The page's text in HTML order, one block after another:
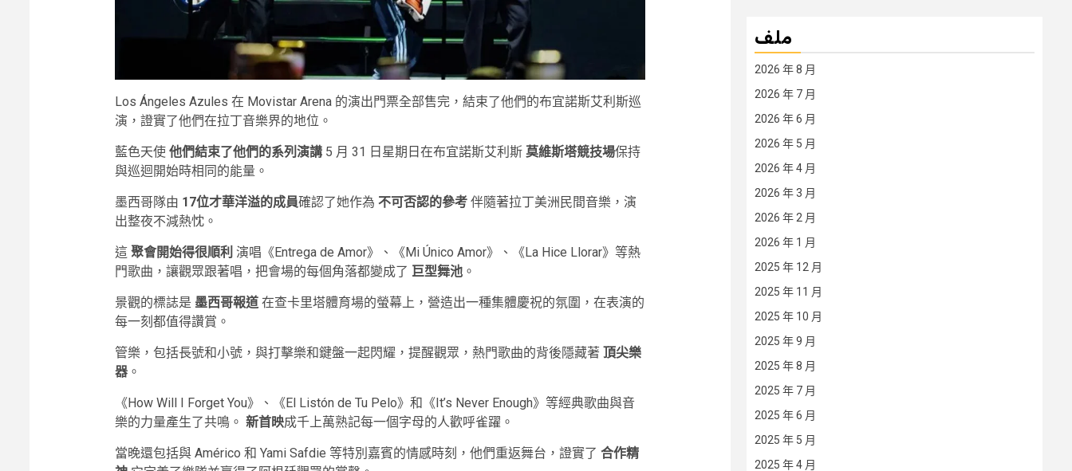
Los Ángeles Azules 在 Movistar Arena 的演出門票全部售完，結束了他們的布宜諾斯艾利斯巡
演，證實了他們在拉丁音樂界的地位。
藍色天使 他們結束了他們的系列演講5 月 31 日星期日在布宜諾斯艾利斯 莫維斯塔競技場保持
與巡迴開始時相同的能量。
墨西哥隊由 17位才華洋溢的成員確認了她作為 不可否認的參考伴隨著拉丁美洲民間音樂，演
出整夜不減熱忱。
這 聚會開始得很順利 演唱《Entrega de Amor》、《Mi Único Amor》、《La Hice Llorar》等熱
門歌曲，讓觀眾跟著唱，把會場的每個角落都變成了 巨型舞池。
景觀的標誌是 墨西哥報道在查卡里塔體育場的螢幕上，營造出一種集體慶祝的氛圍，在表演的
每一刻都值得讚賞。
管樂，包括長號和小號，與打擊樂和鍵盤一起閃耀，提醒觀眾，熱門歌曲的背後隱藏著 頂尖樂
器。
《How Will I Forget You》、《El Listón de Tu Pelo》和《It’s Never Enough》等經典歌曲與音
樂的力量產生了共鳴。 新首映成千上萬熟記每一個字母的人歡呼雀躍。
當晚還包括與 Américo 和 Yami Safdie 等特別嘉賓的情感時刻，他們重返舞台，證實了 合作精
ملف
2026 年 8 月
2026 年 7 月
2026 年 6 月
2026 年 5 月
2026 年 4 月
2026 年 3 月
2026 年 2 月
2026 年 1 月
2025 年 12 月
2025 年 11 月
2025 年 10 月
2025 年 9 月
2025 年 8 月
2025 年 7 月
2025 年 6 月
2025 年 5 月
2025 年 4 月